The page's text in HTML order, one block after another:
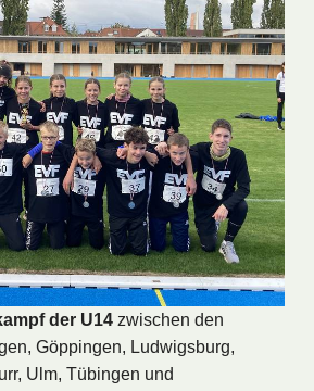
der U14zwischen den
Göppingen, Ludwigsburg,
Ulm, Tübingen und